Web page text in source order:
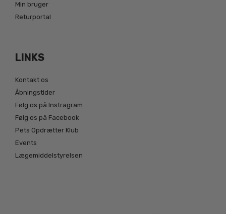
Min bruger
Returportal
LINKS
Kontakt os
Åbningstider
Følg os på Instragram
Følg os på Facebook
Pets Opdrætter Klub
Events
Lægemiddelstyrelsen